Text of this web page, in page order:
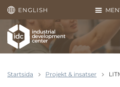
Hoppa till huvudinnehållet
ENGLISH
Startsida Projekt & insatser